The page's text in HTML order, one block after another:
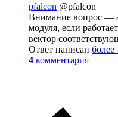
pfalcon @pfalcon
Внимание вопрос —
модуля, если
вектор
Ответ написан более
4 комментария